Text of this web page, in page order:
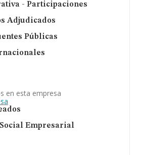
- Participaciones
Adjudicados
Públicas
en esta empresa
Empresarial